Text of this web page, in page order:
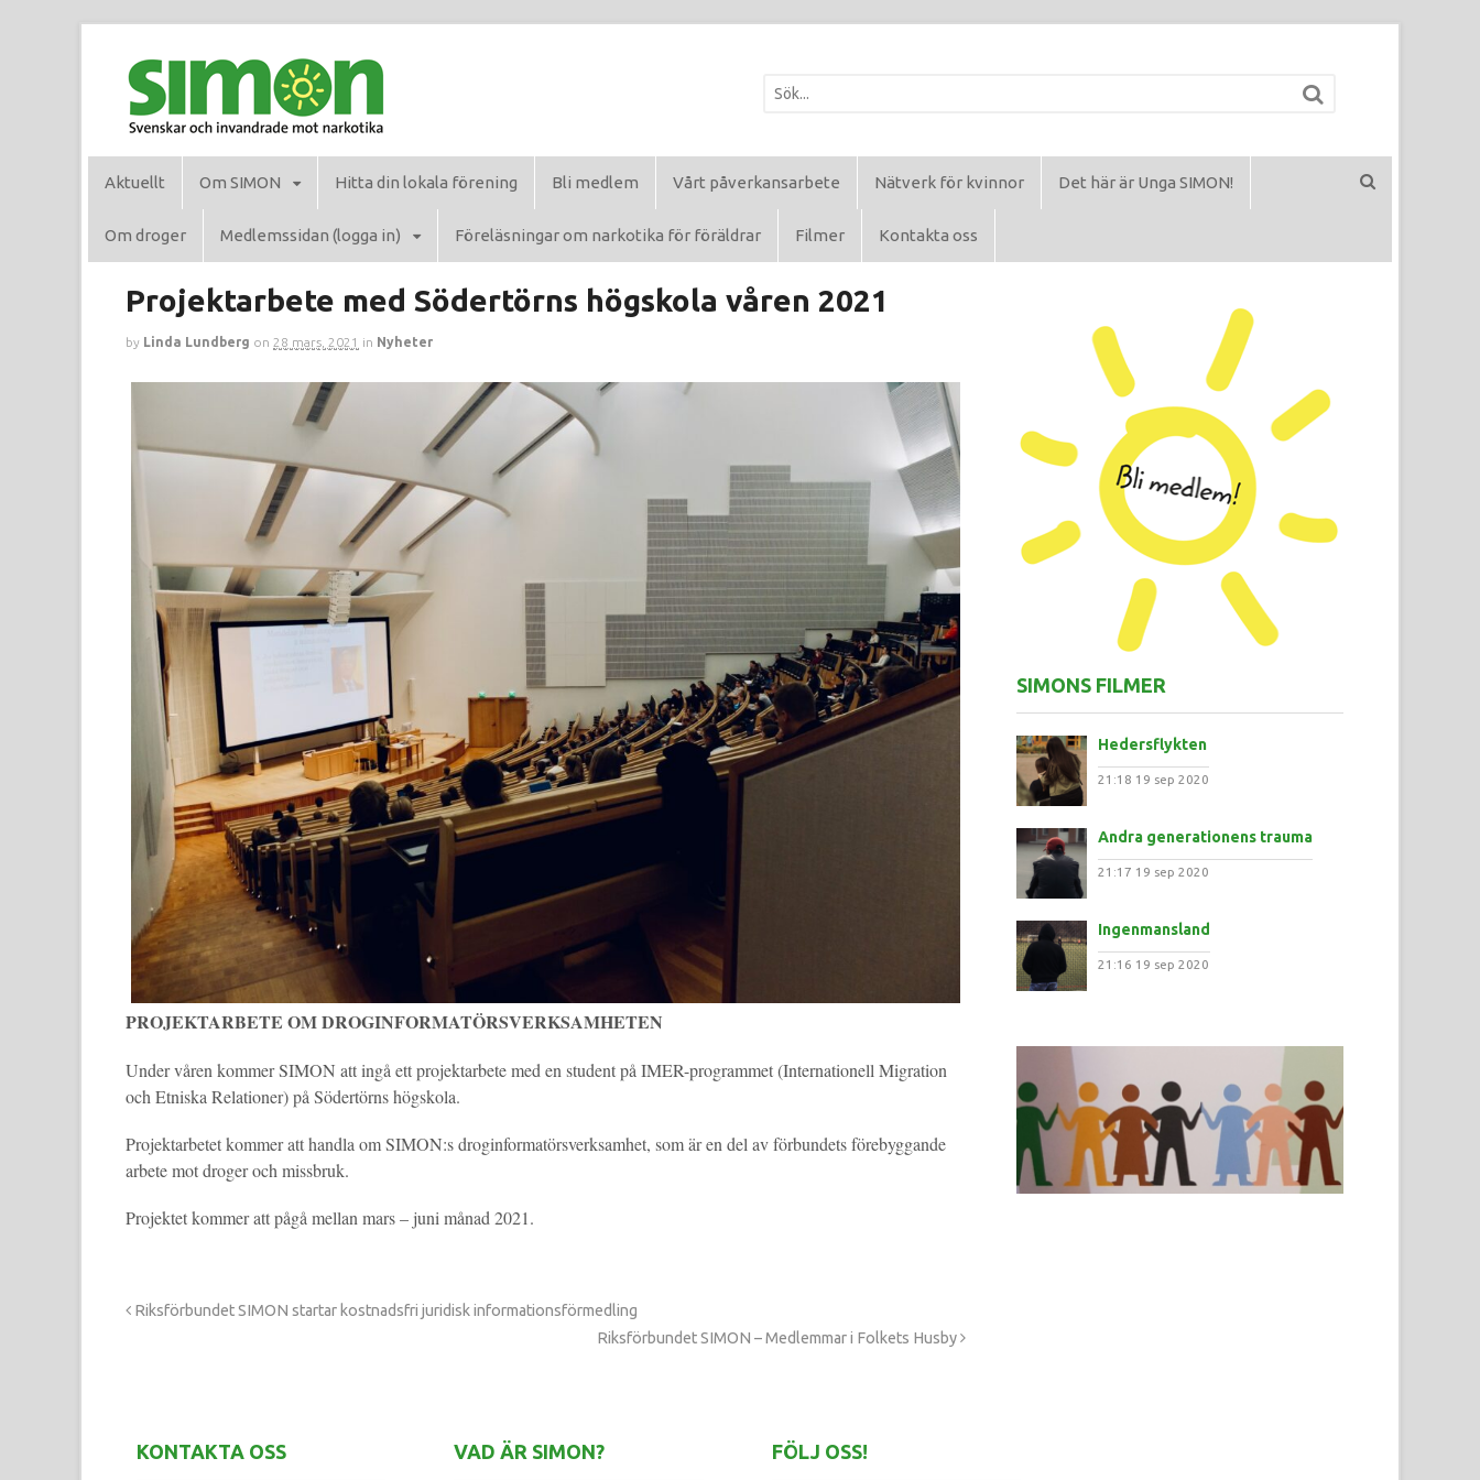
Aktuellt Om SIMON Hitta din lokala förening Bli medlem Vårt påverkansarbete Nätverk för kvinnor Det här är Unga SIMON!
Om droger Medlemssidan (logga in) Föreläsningar om narkotika för föräldrar Filmer Kontakta oss
Projektarbete med Södertörns högskola våren 2021
by Linda Lundberg on 28 mars, 2021 in Nyheter
PROJEKTARBETE OM DROGINFORMATÖRSVERKSAMHETEN
Under våren kommer SIMON att ingå ett projektarbete med en student på IMER-programmet (Internationell Migration
och Etniska Relationer) på Södertörns högskola.
Projektarbetet kommer att handla om SIMON:s droginformatörsverksamhet, som är en del av förbundets förebyggande
arbete mot droger och missbruk.
Projektet kommer att pågå mellan mars – juni månad 2021.
Riksförbundet SIMON startar kostnadsfri juridisk informationsförmedling
Riksförbundet SIMON – Medlemmar i Folkets Husby
SIMONS FILMER
Hedersflykten
21:18 19 sep 2020
Andra generationens trauma
21:17 19 sep 2020
Ingenmansland
21:16 19 sep 2020
KONTAKTA OSS VAD ÄR SIMON? FÖLJ OSS!